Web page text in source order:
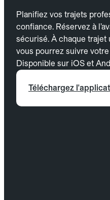
Planifiez vos trajets
confiance. Réservez à
sécurisé. À chaque trajet
vous pourrez suivre
Disponible sur iOS et
Téléchargez